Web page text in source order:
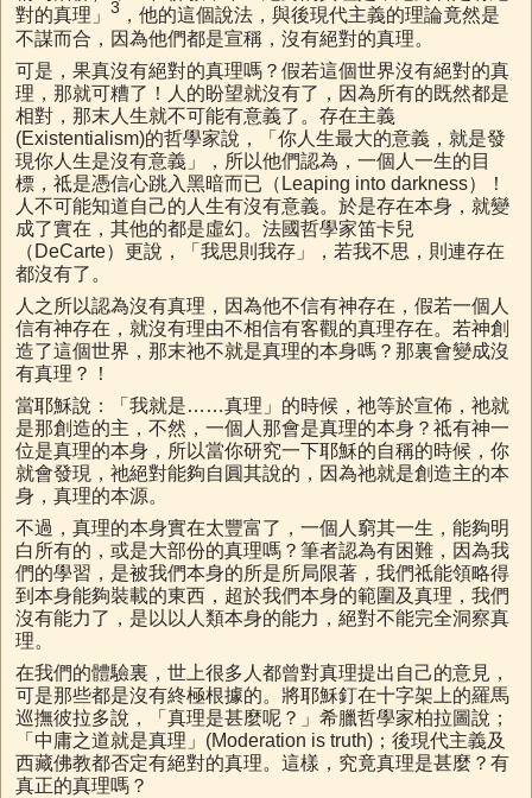
對的真理」 3 ，他的這個說法，與後現代主義的理論竟然是
不謀而合，因為他們都是宣稱，沒有絕對的真理。
可是，果真沒有絕對的真理嗎？假若這個世界沒有絕對的真
理，那就可糟了！人的盼望就沒有了，因為所有的既然都是
相對，那末人生就不可能有意義了。存在主義
(Existentialism)的哲學家說，「你人生最大的意義，就是發
現你人生是沒有意義」，所以他們認為，一個人一生的目
標，祗是憑信心跳入黑暗而已（Leaping into darkness）！
人不可能知道自己的人生有沒有意義。於是存在本身，就變
成了實在，其他的都是虛幻。法國哲學家笛卡兒
（DeCarte）更說，「我思則我存」，若我不思，則連存在
都沒有了。
人之所以認為沒有真理，因為他不信有神存在，假若一個人
信有神存在，就沒有理由不相信有客觀的真理存在。若神創
造了這個世界，那末祂不就是真理的本身嗎？那裏會變成沒
有真理？！
當耶穌說：「我就是……真理」的時候，祂等於宣佈，祂就
是那創造的主，不然，一個人那會是真理的本身？祗有神一
位是真理的本身，所以當你研究一下耶穌的自稱的時候，你
就會發現，祂絕對能夠自圓其說的，因為祂就是創造主的本
身，真理的本源。
不過，真理的本身實在太豐富了，一個人窮其一生，能夠明
白所有的，或是大部份的真理嗎？筆者認為有困難，因為我
們的學習，是被我們本身的所是所局限著，我們祗能領略得
到本身能夠裝載的東西，超於我們本身的範圍及真理，我們
沒有能力了，是以以人類本身的能力，絕對不能完全洞察真
理。
在我們的體驗裏，世上很多人都曾對真理提出自己的意見，
可是那些都是沒有終極根據的。將耶穌釘在十字架上的羅馬
巡撫彼拉多說，「真理是甚麼呢？」希臘哲學家柏拉圖說；
「中庸之道就是真理」(Moderation is truth)；後現代主義及
西藏佛教都否定有絕對的真理。這樣，究竟真理是甚麼？有
真正的真理嗎？